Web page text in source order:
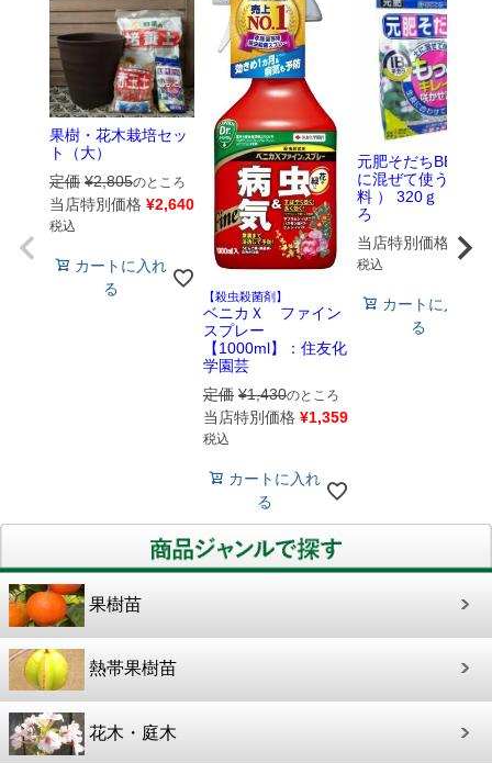
果樹・花木栽培セッ
ト（大）
定価 ¥2,805のところ
当店特別価格 ¥2,640
税込
カートに入れ
る
【殺虫殺菌剤】
ベニカＸ ファイン
スプレー
【1000ml】：住友化
学園芸
定価 ¥1,430のところ
当店特別価格 ¥1,359
税込
カートに入れ
る
元肥そだちBB （
に混ぜて使う基本
料 ） 320ｇ 花ご
ろ
当店特別価格
¥583
税込
カートに入れ
る
果樹苗
熱帯果樹苗
花木・庭木